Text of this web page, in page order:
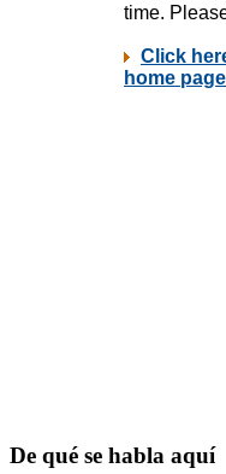
De qué se habla aquí